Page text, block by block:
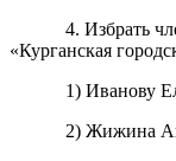
4. Избрать
«Курганская
1) Иванову
2) Жижина